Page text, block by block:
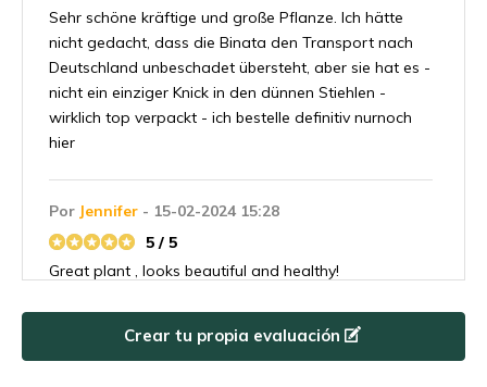
Sehr schöne kräftige und große Pflanze. Ich hätte
nicht gedacht, dass die Binata den Transport nach
Deutschland unbeschadet übersteht, aber sie hat es -
nicht ein einziger Knick in den dünnen Stiehlen -
wirklich top verpackt - ich bestelle definitiv nurnoch
hier
Por Jennifer - 15-02-2024 15:28
5 / 5
Great plant , looks beautiful and healthy!
- 15-02-2024 15:26
Crear tu propia evaluación